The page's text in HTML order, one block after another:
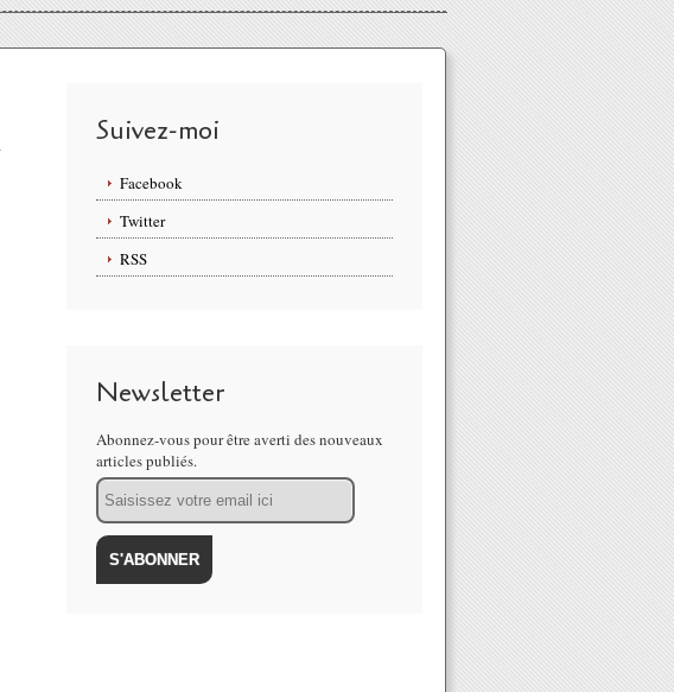
Suivez-moi
Facebook
Twitter
RSS
Newsletter
Abonnez-vous pour être averti des nouveaux
articles publiés.
Email